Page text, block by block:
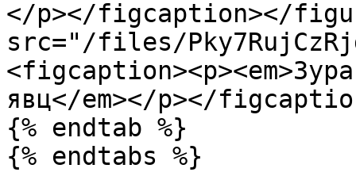
</p></figcaption></
src="/files/
явц</em></p></
{% endtab %}
{% endtabs %}